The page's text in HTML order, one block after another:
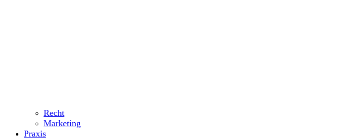
Recht
Marketing
Praxis